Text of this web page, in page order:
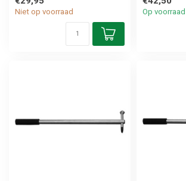
Niet op voorraad Op voorraad